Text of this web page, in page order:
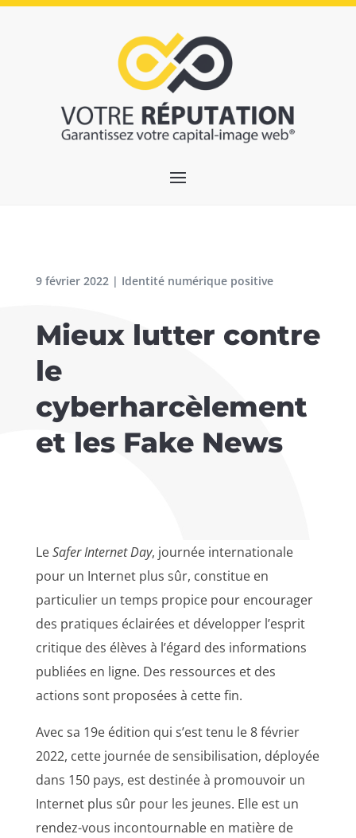
9 février 2022| Identité numérique positive
Mieux lutter contre
le
cyberharcèlement
et les Fake News
LeSafer Internet Day, journée internationale
pour un Internet plus sûr, constitue en
particulier un temps propice pour encourager
des pratiques éclairées et développer l’esprit
critique des élèves à l’égard des informations
publiées en ligne. Des ressources et des
actions sont proposées à cette fin.
Avec sa 19e édition qui s’est tenu le 8 février
2022, cette journée de sensibilisation, déployée
dans 150 pays, est destinée à promouvoir un
Internet plus sûr pour les jeunes. Elle est un
rendez-vous incontournable en matière de